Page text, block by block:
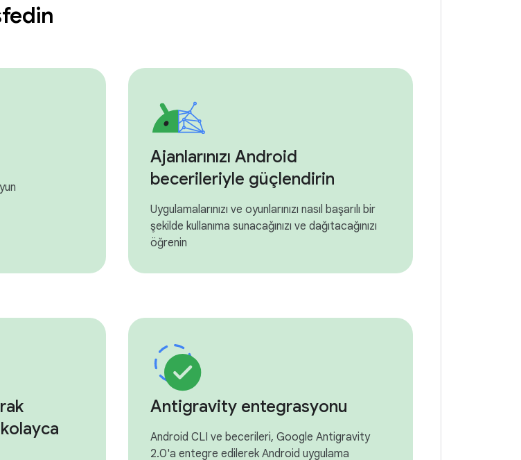
Ajanlarınızı Android
becerileriyle güçlendirin
Uygulamalarınızı ve oyunlarınızı nasıl başarılı bir
şekilde kullanıma sunacağınızı ve dağıtacağınızı
öğrenin
Antigravity entegrasyonu
Android CLI ve becerileri, Google Antigravity
2.0'a entegre edilerek Android uygulama